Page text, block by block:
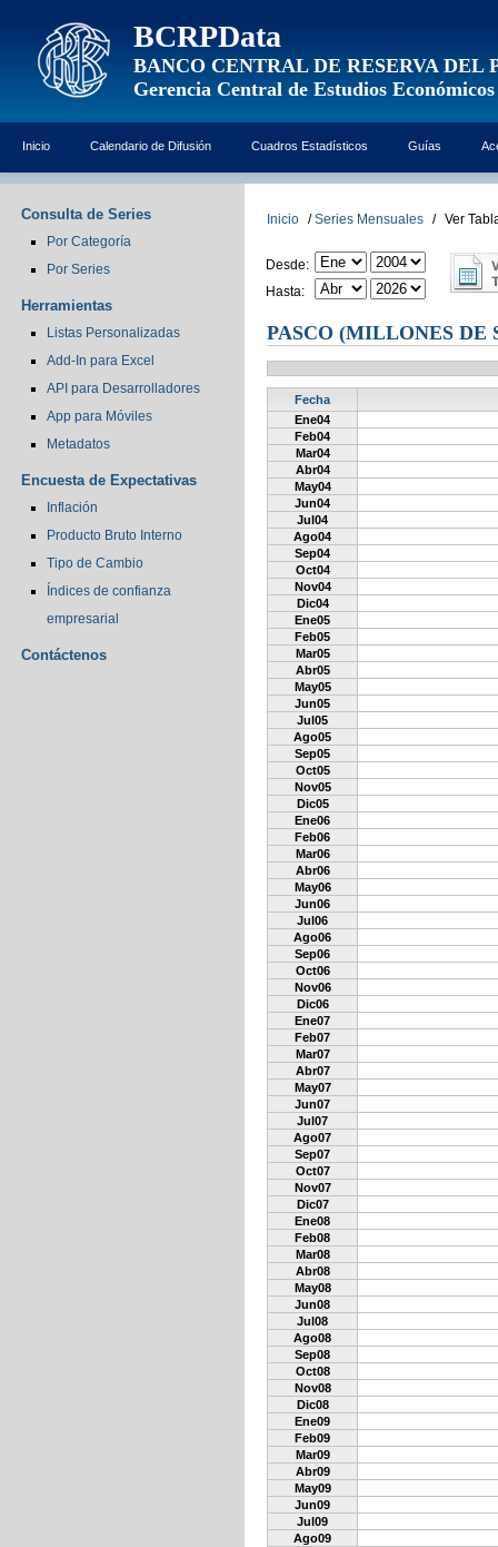
BCRPData
BANCO CENTRAL DE RESERVA DEL
Gerencia Central de Estudios Económicos
Inicio Calendario de Difusión Cuadros Estadísticos Guías
Consulta de Series
Por Categoría
Por Series
Herramientas
Listas Personalizadas
Add-In para Excel
API para Desarrolladores
App para Móviles
Metadatos
Encuesta de Expectativas
Inflación
Producto Bruto Interno
Tipo de Cambio
Índices de confianza
empresarial
Contáctenos
Inicio / Series Mensuales / Ver
Desde:
Hasta:
PASCO (MILLONES DE
Fecha
Ene04
Feb04
Mar04
Abr04
May04
Jun04
Jul04
Ago04
Sep04
Oct04
Nov04
Dic04
Ene05
Feb05
Mar05
Abr05
May05
Jun05
Jul05
Ago05
Sep05
Oct05
Nov05
Dic05
Ene06
Feb06
Mar06
Abr06
May06
Jun06
Jul06
Ago06
Sep06
Oct06
Nov06
Dic06
Ene07
Feb07
Mar07
Abr07
May07
Jun07
Jul07
Ago07
Sep07
Oct07
Nov07
Dic07
Ene08
Feb08
Mar08
Abr08
May08
Jun08
Jul08
Ago08
Sep08
Oct08
Nov08
Dic08
Ene09
Feb09
Mar09
Abr09
May09
Jun09
Jul09
Ago09